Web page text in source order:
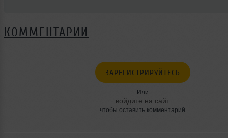
КОММЕНТАРИИ
ЗАРЕГИСТРИРУЙТЕСЬ
Или
войдите на сайт
чтобы оставить комментарий